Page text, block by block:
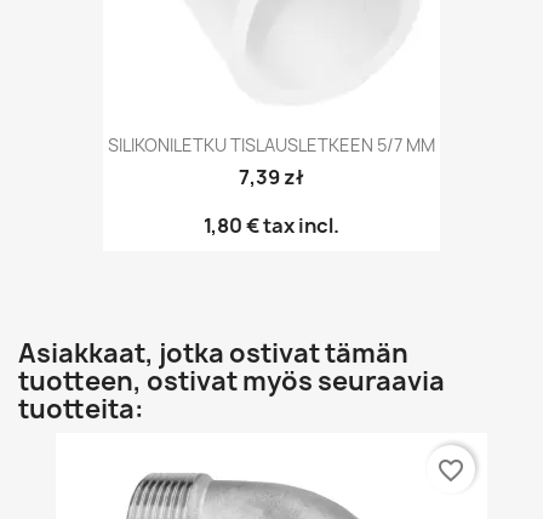
SILIKONILETKU TISLAUSLETKEEN 5/7 MM
7,39 zł
1,80 €tax incl.
Asiakkaat, jotka ostivat tämän
tuotteen, ostivat myös seuraavia
tuotteita:
favorite_border